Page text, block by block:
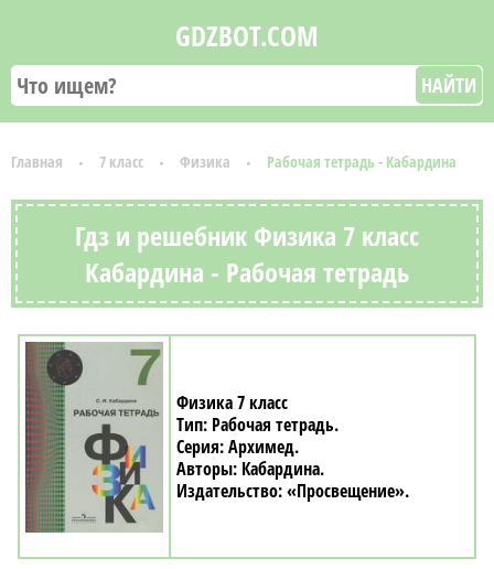
GDZBOT.COM
НАЙТИ
Главная 7 класс Физика Рабочая тетрадь - Кабардина
Гдз и решебник Физика 7 класс
Кабардина - Рабочая тетрадь
Физика 7 класс
Рабочая тетрадь
Архимед
Кабардина
«Просвещение»